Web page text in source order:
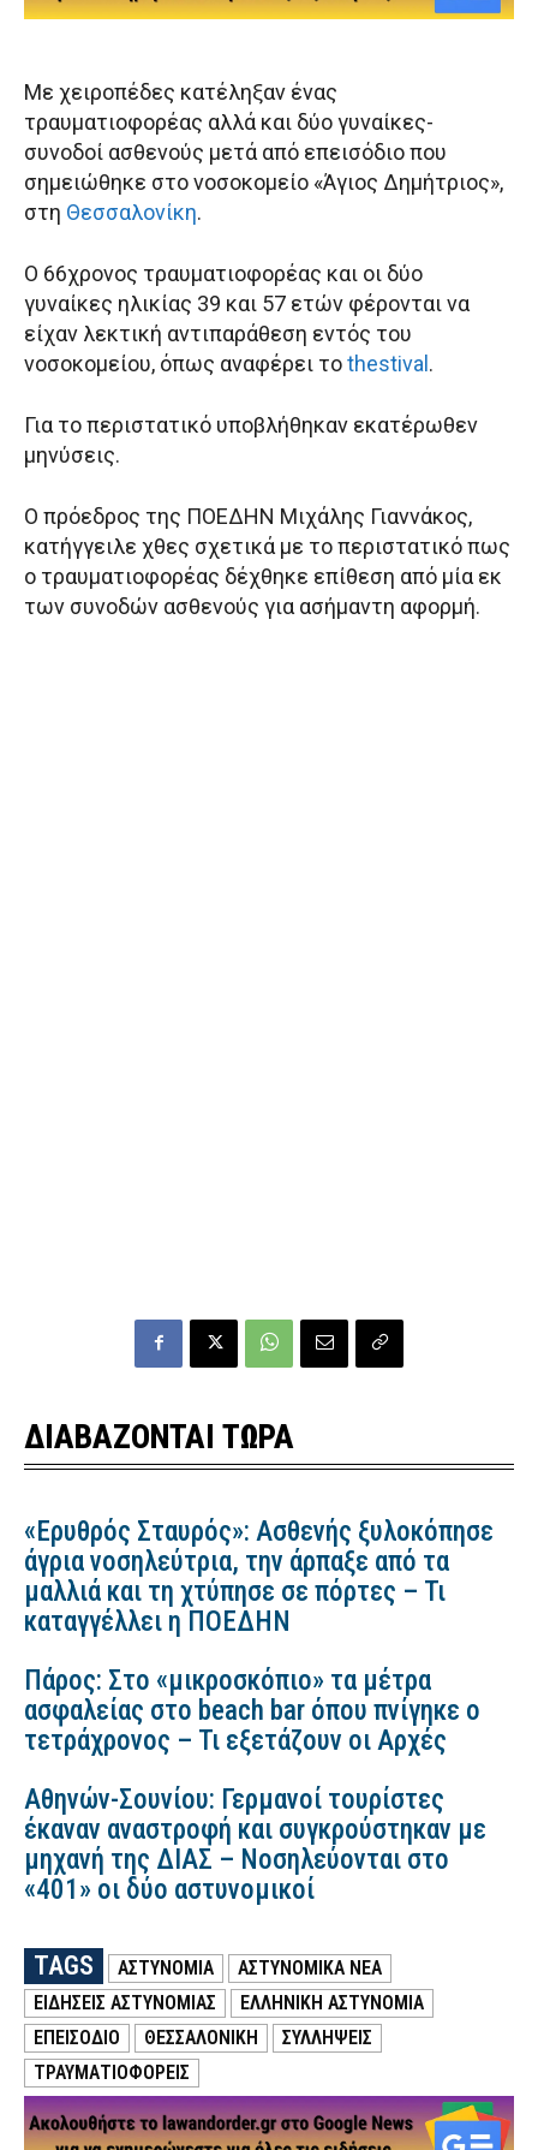
Με χειροπέδες κατέληξαν ένας
τραυματιοφορέας αλλά και δύο γυναίκες-
συνοδοί ασθενούς μετά από επεισόδιο που
σημειώθηκε στο νοσοκομείο «Άγιος Δημήτριος»,
στη Θεσσαλονίκη.
Ο 66χρονος τραυματιοφορέας και οι δύο
γυναίκες ηλικίας 39 και 57 ετών φέρονται να
είχαν λεκτική αντιπαράθεση εντός του
νοσοκομείου, όπως αναφέρει τοthestival .
Για το περιστατικό υποβλήθηκαν εκατέρωθεν
μηνύσεις.
Ο πρόεδρος της ΠΟΕΔΗΝ Μιχάλης Γιαννάκος,
κατήγγειλε χθες σχετικά με το περιστατικό πως
ο τραυματιοφορέας δέχθηκε επίθεση από μία εκ
των συνοδών ασθενούς για ασήμαντη αφορμή.
ΔΙΑΒΑΖΟΝΤΑΙ ΤΩΡΑ
«Ερυθρός Σταυρός»: Ασθενής ξυλοκόπησε
άγρια νοσηλεύτρια, την άρπαξε από τα
μαλλιά και τη χτύπησε σε πόρτες – Τι
καταγγέλλει η ΠΟΕΔΗΝ
Πάρος: Στο «μικροσκόπιο» τα μέτρα
ασφαλείας στο beach bar όπου πνίγηκε ο
τετράχρονος – Τι εξετάζουν οι Αρχές
Αθηνών-Σουνίου: Γερμανοί τουρίστες
έκαναν αναστροφή και συγκρούστηκαν με
μηχανή της ΔΙΑΣ – Νοσηλεύονται στο
«401» οι δύο αστυνομικοί
TAGS ΑΣΤΥΝΟΜΙΑ
ΑΣΤΥΝΟΜΙΚΑ ΝΕΑ
ΕΙΔΗΣΕΙΣ ΑΣΤΥΝΟΜΙΑΣ
ΕΛΛΗΝΙΚΗ ΑΣΤΥΝΟΜΙΑ
ΕΠΕΙΣΟΔΙΟ
ΘΕΣΣΑΛΟΝΙΚΗ
ΣΥΛΛΗΨΕΙΣ
ΤΡΑΥΜΑΤΙΟΦΟΡΕΙΣ